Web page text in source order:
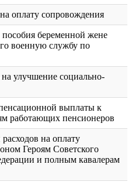
оплату сопровождения
беременной жене
военную службу по
улучшение социально-
выплаты к
работающих пенсионеров
на оплату
Героям Советского
и полным кавалерам